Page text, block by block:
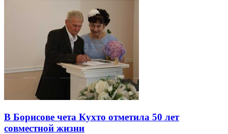
В Борисове чета Кухто отметила 50 лет
совместной жизни